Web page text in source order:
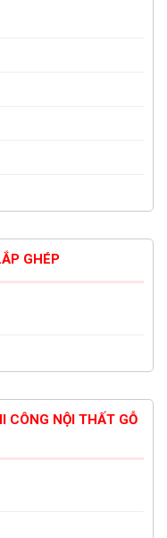
GHÉP
CÔNG NỘI THẤT GỖ